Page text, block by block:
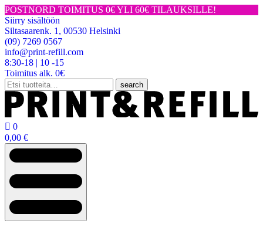
POSTNORD TOIMITUS 0€ YLI 60€ TILAUKSILLE!
Siirry sisältöön
Siltasaarenk. 1, 00530 Helsinki
(09) 7269 0567
info@print-refill.com
8:30-18 | 10 -15
Toimitus alk. 0€
Etsi:
search
 0
0,00 €